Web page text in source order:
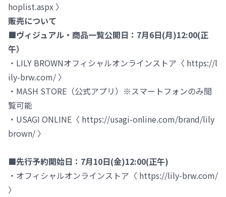
hoplist.aspx 〉
販売について
■ヴィジュアル・商品一覧公開日：7月6日(月)12:00(正
午）
・LILY BROWNオフィシャルオンラインストア〈 https://l
ily-brw.com/ 〉
・MASH STORE（公式アプリ）※スマートフォンのみ閲
覧可能
・USAGI ONLINE〈 https://usagi-online.com/brand/lily
brown/ 〉
■先行予約開始日：7月10日(金)12:00(正午)
・オフィシャルオンラインストア〈 https://lily-brw.com/
〉